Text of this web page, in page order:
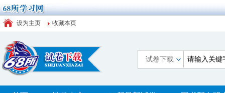
设为主页 收藏本页
试卷下载